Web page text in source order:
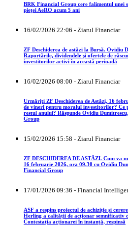
BRK Financial Group cere falimentul unei
pieței AeRO acum 5 ani
16/02/2026 22:06 - Ziarul Financiar
ZF Deschiderea de astăzi la Bursă. Ovidiu
Raportările, dividendele şi ofertele de
investitorilor activi în această perioadă
16/02/2026 08:00 - Ziarul Financiar
Urmăriţi ZF Deschiderea de Astăzi, 16
de vineri pentru moralul investitorilor? Ce
restul anului? Răspunde Ovidiu
Group
15/02/2026 15:58 - Ziarul Financiar
ZF DESCHIDEREA DE ASTĂZI. Cum va
16 februarie 2026, ora 09.30 cu Ovidiu
Financial Group
17/01/2026 09:36 - Financial
ASF a respins proiectul de achiziție și
Herling a calității de acționar semnificativ
Contestația acționarei în instanță, respinsă